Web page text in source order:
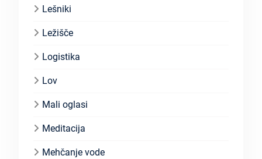
Lešniki
Ležišče
Logistika
Lov
Mali oglasi
Meditacija
Mehčanje vode